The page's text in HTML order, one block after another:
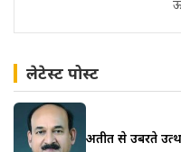
लेटेस्ट पोस्ट
अतीत से उबरते